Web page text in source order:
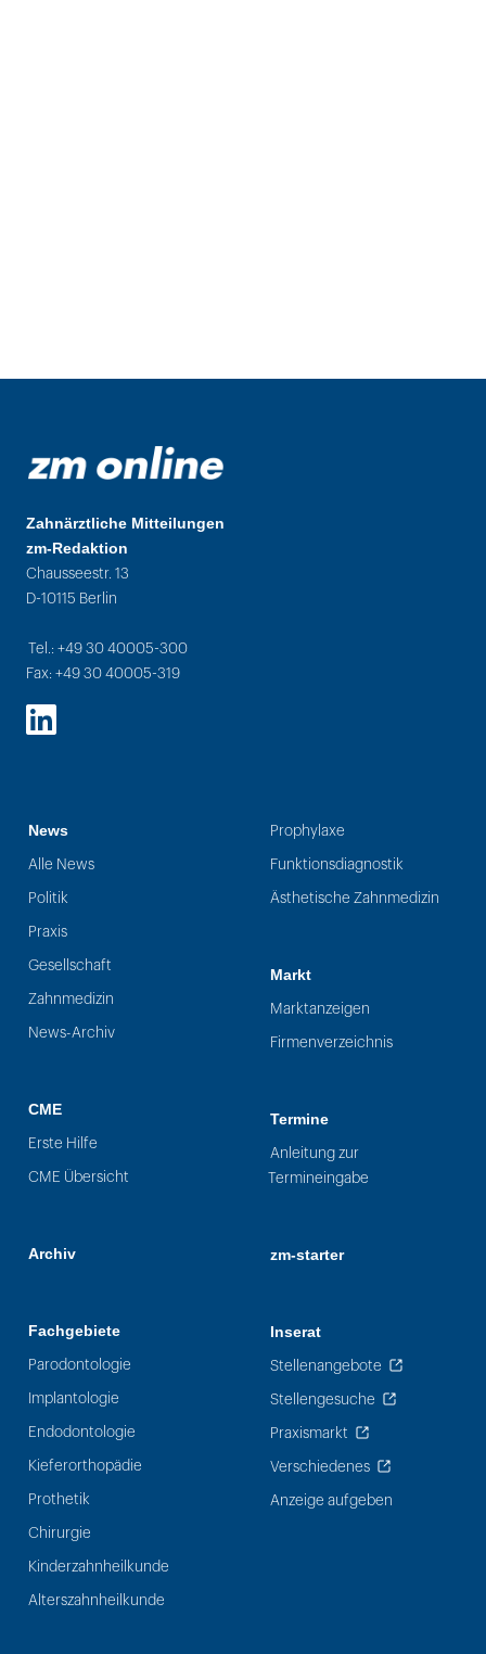
Zahnärztliche Mitteilungen
zm-Redaktion
Chausseestr. 13
D-10115 Berlin
Tel.: +49 30 40005-300
Fax: +49 30 40005-319
LinkedIn
News
Alle News
Politik
Praxis
Gesellschaft
Zahnmedizin
News-Archiv
CME
Erste Hilfe
CME Übersicht
Archiv
Fachgebiete
Parodontologie
Implantologie
Endodontologie
Kieferorthopädie
Prothetik
Chirurgie
Kinderzahnheilkunde
Alterszahnheilkunde
Prophylaxe
Funktionsdiagnostik
Ästhetische Zahnmedizin
Markt
Marktanzeigen
Firmenverzeichnis
Termine
Anleitung zur
Termineingabe
zm-starter
Inserat
Stellenangebote
Stellengesuche
Praxismarkt
Verschiedenes
Anzeige aufgeben